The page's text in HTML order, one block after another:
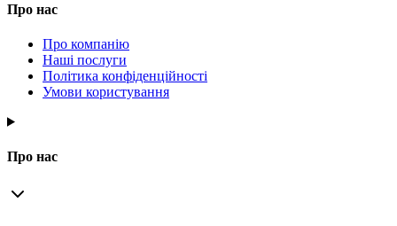
Про нас
Про компанію
Наші послуги
Політика конфіденційності
Умови користування
Про нас